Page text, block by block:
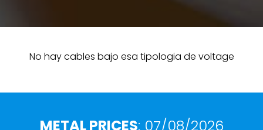
No hay cables bajo esa tipologia de voltage
METAL PRICES: 07/08/2026